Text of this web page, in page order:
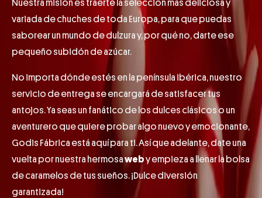
Nuestra misión es traerte la selección más deliciosa y
variada de chuches de toda Europa, para que puedas
saborear un mundo de dulzura y, por qué no, darte ese
pequeño subidón de azúcar.
No importa dónde estés en la península ibérica, nuestro
servicio de entrega se encargará de satisfacer tus
antojos. Ya seas un fanático de los dulces clásicos o un
aventurero que quiere probar algo nuevo y emocionante,
Godis Fábrica está aquí para ti. Así que adelante, date una
vuelta por nuestra hermosaweby empieza a llenar la bolsa
de caramelos de tus sueños. ¡Dulce diversión
garantizada!